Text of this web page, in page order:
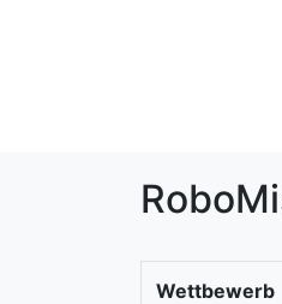
Wettbewerb